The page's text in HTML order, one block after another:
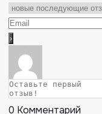
0 Комментарий